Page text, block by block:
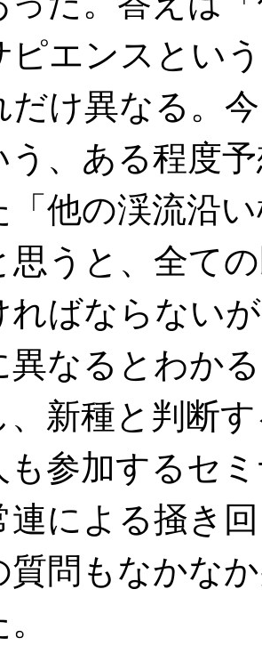
ピエンスとい
だけ異なる。
う、ある程度
「他の渓流沿
思うと、全て
ればならない
異なるとわか
、新種と判断
も参加するセ
連による掻き
質問もなかな